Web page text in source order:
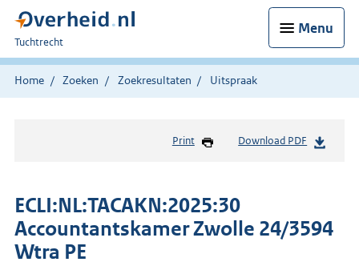
Menu
U
bent
hier:
Tuchtrecht
Home Zoeken Zoekresultaten Uitspraak
Print Download PDF
ECLI:NL:TACAKN:2025:30
Accountantskamer Zwolle 24/3594
Wtra PE